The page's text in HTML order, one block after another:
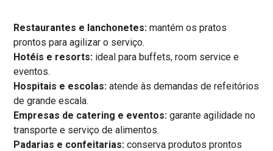
Restaurantes e lanchonetes: mantém os pratos
prontos para agilizar o serviço.
Hotéis e resorts: ideal para buffets, room service e
eventos.
Hospitais e escolas: atende às demandas de refeitórios
de grande escala.
Empresas de catering e eventos: garante agilidade no
transporte e serviço de alimentos.
Padarias e confeitarias: conserva produtos prontos